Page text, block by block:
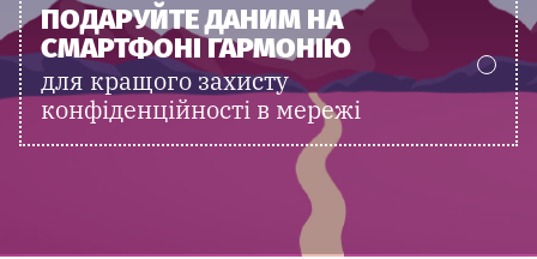
ПОДАРУЙТЕ ДАНИМ НА
СМАРТФОНІ ГАРМОНІЮ
для кращого захисту
конфіденційності в мережі